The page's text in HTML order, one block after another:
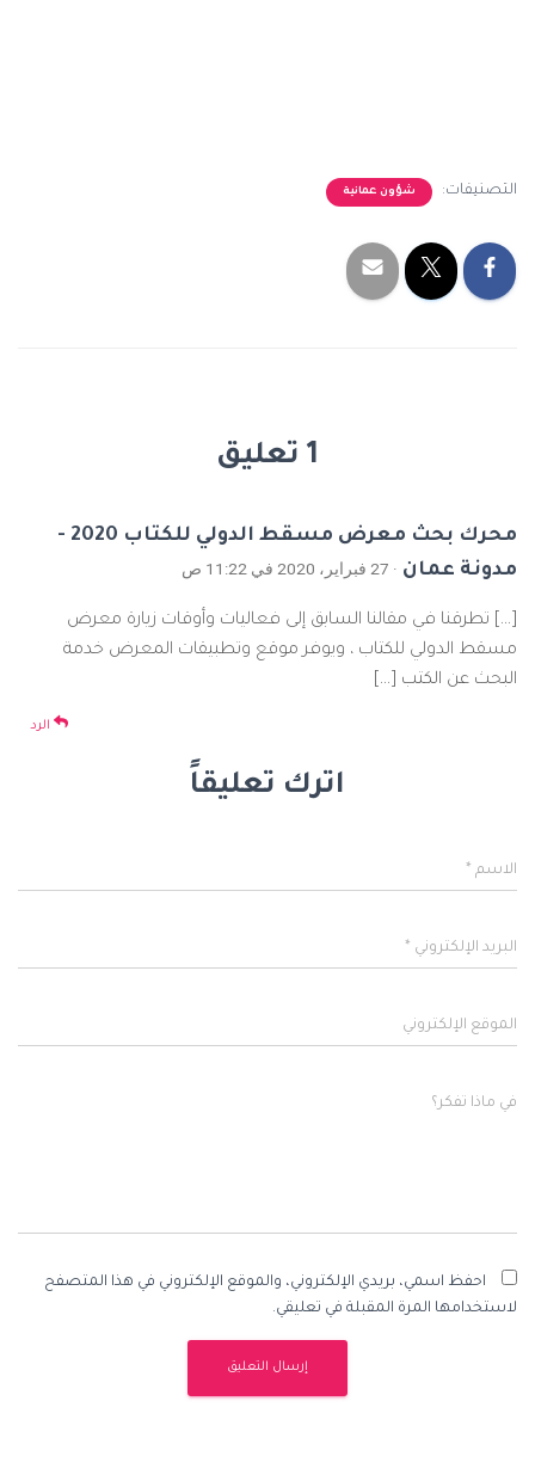
التصنيفات: شؤون عمانية
1 تعليق
محرك بحث معرض مسقط الدولي للكتاب 2020 -
مدونة عمان · 27 فبراير، 2020 في 11:22 ص
[…] تطرقنا في مقالنا السابق إلى فعاليات وأوقات زيارة معرض
مسقط الدولي للكتاب ، ويوفر موقع وتطبيقات المعرض خدمة
البحث عن الكتب […]
الرد
اترك تعليقاً
الاسم *
البريد الإلكتروني *
الموقع الإلكتروني
في ماذا تفكر؟
احفظ اسمي، بريدي الإلكتروني، والموقع الإلكتروني في هذا المتصفح
لاستخدامها المرة المقبلة في تعليقي.